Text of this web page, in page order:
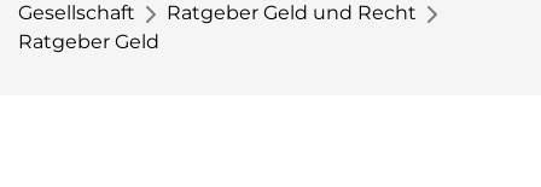
Gesellschaft
Ratgeber Geld und Recht
Ratgeber Geld